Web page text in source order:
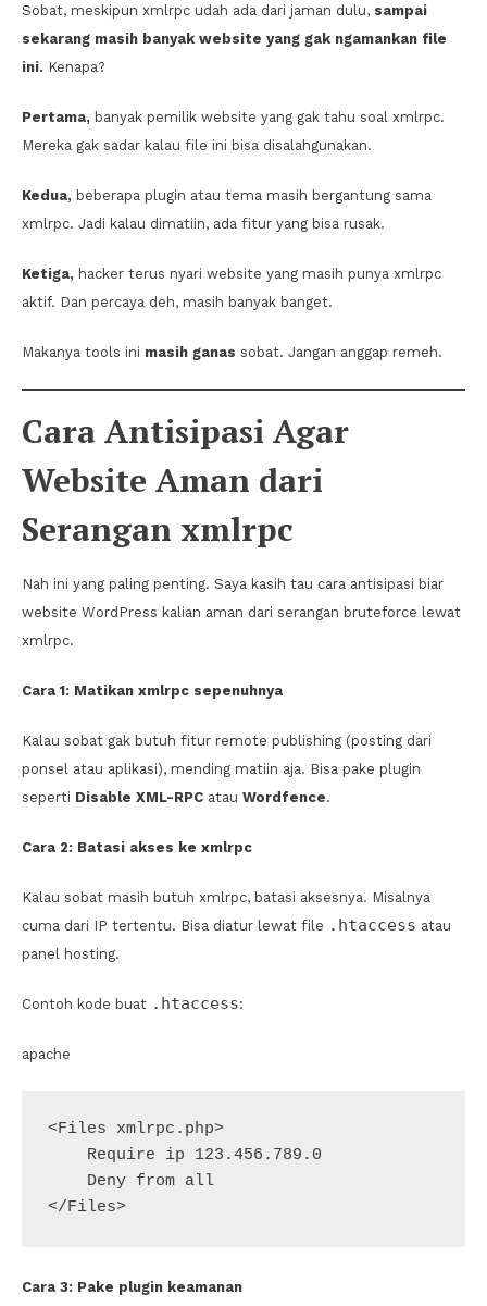
Sobat, meskipun xmlrpc udah ada dari jaman dulu, sampai
sekarang masih banyak website yang gak ngamankan file
ini. Kenapa?
Pertama, banyak pemilik website yang gak tahu soal xmlrpc.
Mereka gak sadar kalau file ini bisa disalahgunakan.
Kedua, beberapa plugin atau tema masih bergantung sama
xmlrpc. Jadi kalau dimatiin, ada fitur yang bisa rusak.
Ketiga, hacker terus nyari website yang masih punya xmlrpc
aktif. Dan percaya deh, masih banyak banget.
Makanya tools ini masih ganas sobat. Jangan anggap remeh.
Cara Antisipasi Agar
Website Aman dari
Serangan xmlrpc
Nah ini yang paling penting. Saya kasih tau cara antisipasi biar
website WordPress kalian aman dari serangan bruteforce lewat
xmlrpc.
Cara 1: Matikan xmlrpc sepenuhnya
Kalau sobat gak butuh fitur remote publishing (posting dari
ponsel atau aplikasi), mending matiin aja. Bisa pake plugin
seperti Disable XML-RPC atau Wordfence.
Cara 2: Batasi akses ke xmlrpc
Kalau sobat masih butuh xmlrpc, batasi aksesnya. Misalnya
cuma dari IP tertentu. Bisa diatur lewat file .htaccess atau
panel hosting.
Contoh kode buat .htaccess:
apache
<Files xmlrpc.php>
</Files>
Cara 3: Pake plugin keamanan